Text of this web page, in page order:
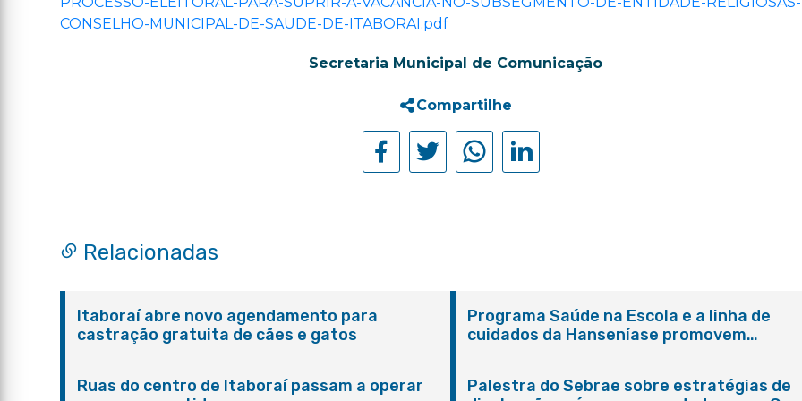
CONSELHO-MUNICIPAL-DE-SAUDE-DE-ITABORAI.pdf
Secretaria Municipal de Comunicação
Compartilhe
Relacionadas
Itaboraí abre novo agendamento para
castração gratuita de cães e gatos
Programa Saúde na Escola e a linha de
cuidados da Hanseníase promovem
Ruas do centro de Itaboraí passam a operar
Palestra do Sebrae sobre estratégias de